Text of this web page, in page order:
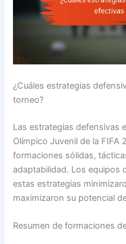
¿Cuáles estrategias
torneo?
Las estrategias defensivas
Olímpico Juvenil de la FIFA
formaciones sólidas,
adaptabilidad. Los equipos
estas estrategias
maximizaron su potencial
Resumen de formaciones